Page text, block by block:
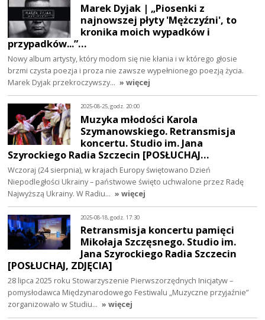
Marek Dyjak | „Piosenki z
najnowszej płyty 'Mężczyźni', to
kronika moich wypadków i
przypadków...”…
Nowy album artysty, który modom się nie kłania i w którego głosie
brzmi czysta poezja i proza nie zawsze wypełnionego poezją życia.
Marek Dyjak przekroczywszy… » więcej
2025-08-25, godz. 20:00
Muzyka młodości Karola
Szymanowskiego. Retransmisja
koncertu. Studio im. Jana
Szyrockiego Radia Szczecin [POSŁUCHAJ…
Wczoraj (24 sierpnia), w krajach Europy świętowano Dzień
Niepodległości Ukrainy – państwowe święto uchwalone przez Radę
Najwyższą Ukrainy. W Radiu… » więcej
2025-08-18, godz. 17:30
Retransmisja koncertu pamięci
Mikołaja Szczęsnego. Studio im.
Jana Szyrockiego Radia Szczecin
[POSŁUCHAJ, ZDJĘCIA]
28 lipca 2025 roku Stowarzyszenie Pierwszorzędnych Inicjatyw –
pomysłodawca Międzynarodowego Festiwalu „Muzyczne przyjaźnie”
zorganizowało w Studiu… » więcej